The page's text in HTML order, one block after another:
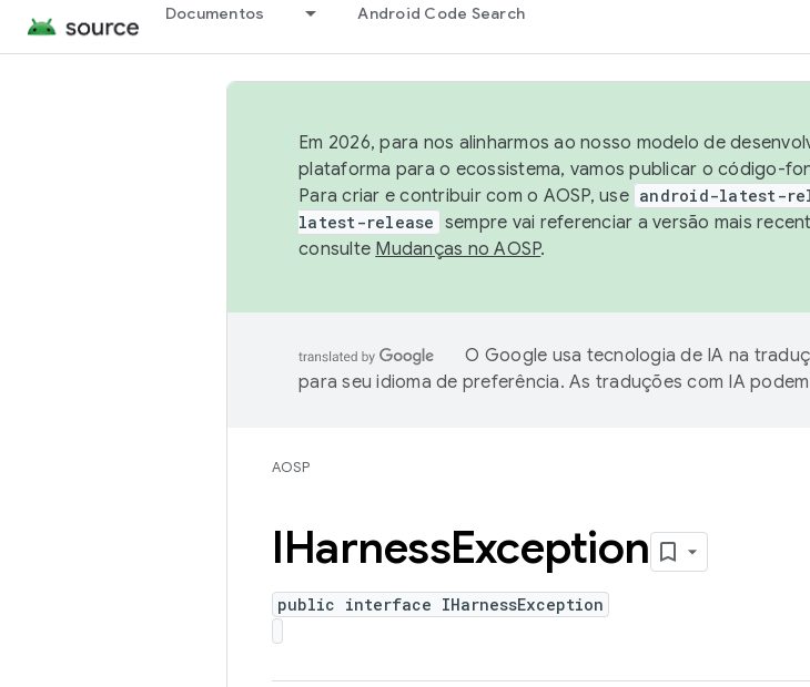
Documentos Android Code Search
Em 2026, para nos alinharmos ao nosso modelo de
plataforma para o ecossistema, vamos publicar o código-
Para criar e contribuir com o AOSP, use android-latest-
latest-release sempre vai referenciar a versão mais
consulte Mudanças no AOSP.
O Google usa tecnologia de IA na
para seu idioma de preferência. As traduções com IA
AOSP
IHarnessException
public interface IHarnessException